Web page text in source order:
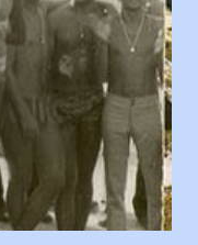
''Açık ve net olarak
yanısıra, bu takımlara
Bursa Büyükşehir
alışveriş merkezlerini
okuduğum bu